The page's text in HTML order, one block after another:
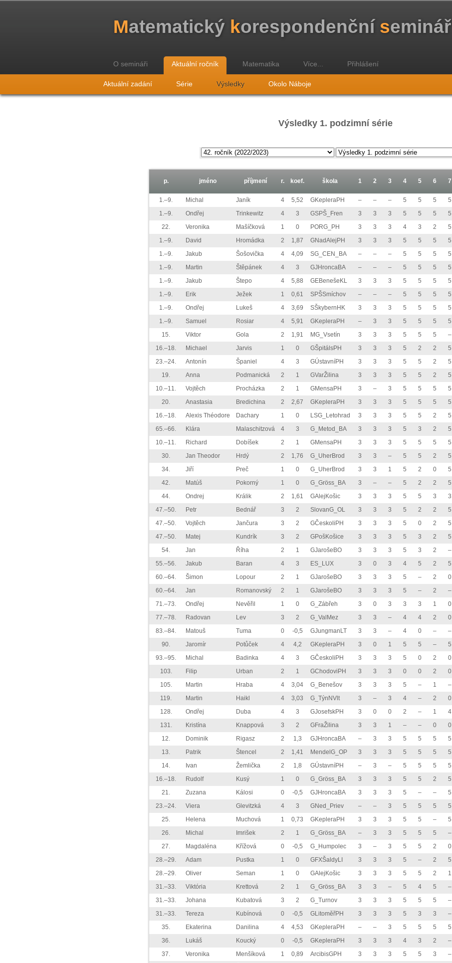
Matematický korespondenční seminář
O semináři Aktuální ročník Matematika Více... Přihlášení
Aktuální zadání Série Výsledky Okolo Náboje
Výsledky 1. podzimní série
p. jméno příjmení r. koef. škola 1 2 3 4 5 6 7
1.–9. Michal Janík 4 5,52 GKepleraPH – – – 5 5 5 5
1.–9.
Ondřej Trinkewitz 4 3 GSPŠ_Fren 3 3 3 5 5 5 5
22.
Veronika Mašíčková 1 0 PORG_PH 3 3 3 4 3 2 5
1.–9.
David Hromádka 2 1,87 GNadAlejPH 3 3 3 5 5 5 5
1.–9.
Jakub Šošovička 4 4,09 SG_CEN_BA – – – 5 5 5 5
1.–9.
Martin Štěpánek 4 3 GJHroncaBA – – – 5 5 5 5
1.–9.
Jakub Štepo 4 5,88 GEBenešeKL 3 3 3 5 5 5 5
1.–9.
Erik Ježek 1 0,61 SPŠSmíchov – – – 5 5 5 5
1.–9.
Ondřej Lukeš 4 3,69 SŠkybernHK 3 3 3 5 5 5 5
1.–9.
Samuel Rosiar 4 5,91 GKepleraPH – 3 3 5 5 5 5
15.
Viktor Gola 2 1,91 MG_Vsetín 3 3 3 5 5 5 –
16.–18.
Michael Jarvis 1 0 GŠpitálsPH 3 3 3 5 2 2 5
23.–24.
Antonín Španiel 4 3 GÚstavníPH 3 3 3 5 5 2 5
19.
Anna Podmanická 2 1 GVarŽilina 3 3 3 5 5 2 5
10.–11.
Vojtěch Procházka 2 1 GMensaPH 3 – 3 5 5 5 5
20.
Anastasia Bredichina 2 2,67 GKepleraPH 3 3 3 5 5 5 5
16.–18.
Alexis Théodore Dachary 1 0 LSG_Letohrad 3 3 3 5 5 2 5
65.–66.
Klára Malaschitzová 4 3 G_Metod_BA 3 3 3 5 3 2 5
10.–11.
Richard Dobíšek 2 1 GMensaPH 3 3 3 5 5 5 5
30.
Jan Theodor Hrdý 2 1,76 G_UherBrod 3 3 – 5 5 2 5
34.
Jiří Preč 1 0 G_UherBrod 3 3 1 5 2 0 5
42.
Matúš Pokorný 1 0 G_Gröss_BA 3 – – 5 2 2 5
44.
Ondrej Králik 2 1,61 GAlejKošic 3 3 3 5 5 3 3
47.–50.
Petr Bednář 3 2 SlovanG_OL 3 3 3 5 2 2 5
47.–50.
Vojtěch Jančura 3 2 GČeskoliPH 3 3 3 5 0 2 5
47.–50.
Matej Kundrík 3 2 GPošKošice 3 3 3 5 3 2 5
54.
Jan Říha 2 1 GJarošeBO 3 3 3 5 3 2 –
55.–56.
Jakub Baran 4 3 ES_LUX 3 0 3 4 5 2 5
60.–64.
Šimon Lopour 2 1 GJarošeBO 3 3 3 5 – 2 0
60.–64.
Jan Romanovský 2 1 GJarošeBO 3 3 3 5 – 2 –
71.–73.
Ondřej Nevěřil 1 0 G_Zábřeh 3 0 3 3 3 1 0
77.–78.
Radovan Lev 3 2 G_ValMez 3 3 – 4 4 2 0
83.–84.
Matouš Tuma 0 -0,5 GJungmanLT 3 3 – 4 0 – –
90.
Jaromír Potůček 4 4,2 GKepleraPH 3 0 1 5 5 – 5
93.–95.
Michal Badinka 4 3 GČeskoliPH 3 3 3 5 0 2 0
103.
Filip Urban 2 1 GChodoviPH 3 3 3 0 0 2 0
105.
Martin Hraba 4 3,04 G_Benešov 3 3 3 5 – 1 –
119.
Martin Haikl 4 3,03 G_TýnNVlt 3 – 3 4 – 2 0
128.
Ondřej Duba 4 3 GJosefskPH 3 0 0 2 – 1 4
131.
Kristína Knappová 3 2 GFraŽilina 3 3 1 – – 0 0
12.
Dominik Rigasz 2 1,3 GJHroncaBA – 3 3 5 5 5 5
13.
Patrik Štencel 2 1,41 MendelG_OP 3 3 3 5 5 5 5
14.
Ivan Žemlička 2 1,8 GÚstavníPH – 3 – 5 5 5 5
16.–18.
Rudolf Kusý 1 0 G_Gröss_BA 3 3 3 5 5 2 5
21.
Zuzana Kálosi 0 -0,5 GJHroncaBA 3 3 3 5 – – 5
23.–24.
Viera Glevitzká 4 3 GNed_Priev – – 3 5 5 5 5
25.
Helena Muchová 1 0,73 GKepleraPH 3 3 3 5 5 – 5
26.
Michal Imrišek 2 1 G_Gröss_BA – 3 3 5 5 5 –
27.
Magdaléna Křížová 0 -0,5 G_Humpolec 3 – 3 5 5 2 0
28.–29.
Adam Pustka 1 0 GFXŠaldyLI 3 3 3 5 – 2 5
28.–29.
Oliver Seman 1 0 GAlejKošic 3 3 3 5 5 2 1
31.–33.
Viktória Krettová 2 1 G_Gröss_BA 3 3 – 5 4 5 –
31.–33.
Johana Kubatová 3 2 G_Turnov 3 3 3 5 5 5 –
31.–33.
Tereza Kubínová 0 -0,5 GLitoměřPH 3 3 3 5 3 3 –
35.
Ekaterina Danilina 4 4,53 GKepleraPH – – 3 5 5 5 5
36.
Lukáš Koucký 0 -0,5 GKepleraPH 3 3 3 4 3 2 –
37.
Veronika Menšíková 1 0,89 ArcibisGPH 3 3 3 5 5 3 –